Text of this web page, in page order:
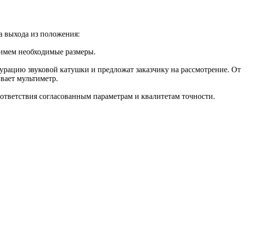
выхода из положения:
необходимые размеры.
звуковой катушки и предложат заказчику на рассмотрение. От
мультиметр.
согласованным параметрам и квалитетам точности.